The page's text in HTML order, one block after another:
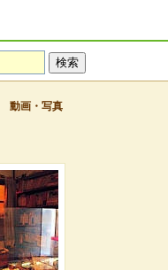
動画・写真